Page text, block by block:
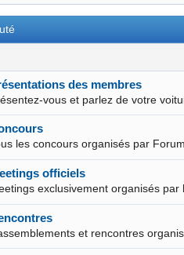
des membres
vous et parlez de votre
les concours organisés par
officiels
exclusivement organisés
et rencontres